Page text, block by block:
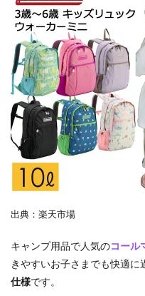
出典：楽天市場
キャンプ用品で人気のコール
きやすいお子さまでも快適に
仕様です。